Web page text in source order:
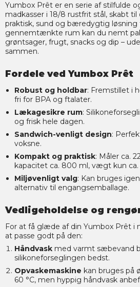
Yumbox Prêt er en serie af stilfulde
madkasser i 18/8 rustfrit stål, skabt
praktisk, sund og bæredygtig løsning
gennemtænkte rum kan du nemt
grøntsager, frugt, snacks og dip –
sammen.
Fordele ved Yumbox Prêt
Robust og holdbar: Fremstillet i
fri for BPA og ftalater.
Lækagesikre rum:
og frisk hele dagen.
Sandwich-venligt design:
voksne.
Kompakt og praktisk: Måler ca.
kapacitet ca. 800 ml, vægt kun ca.
Miljøvenligt valg: Kan bruges
alternativ til engangsemballage.
Vedligeholdelse og
For at få glæde af din Yumbox Prêt i
at passe godt på den:
Håndvaskmed varmt sæbevand
silikoneforseglingen bedst.
Opvaskemaskine kan bruges på
60 °C, men hyppig håndvask